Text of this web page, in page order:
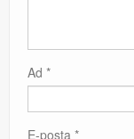
Ad *
E-posta *